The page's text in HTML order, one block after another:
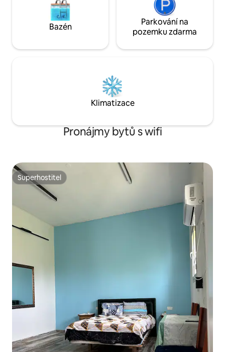
Bazén
Parkování na
pozemku zdarma
Klimatizace
Pronájmy bytů s wifi
Superhostitel
Superhostitel